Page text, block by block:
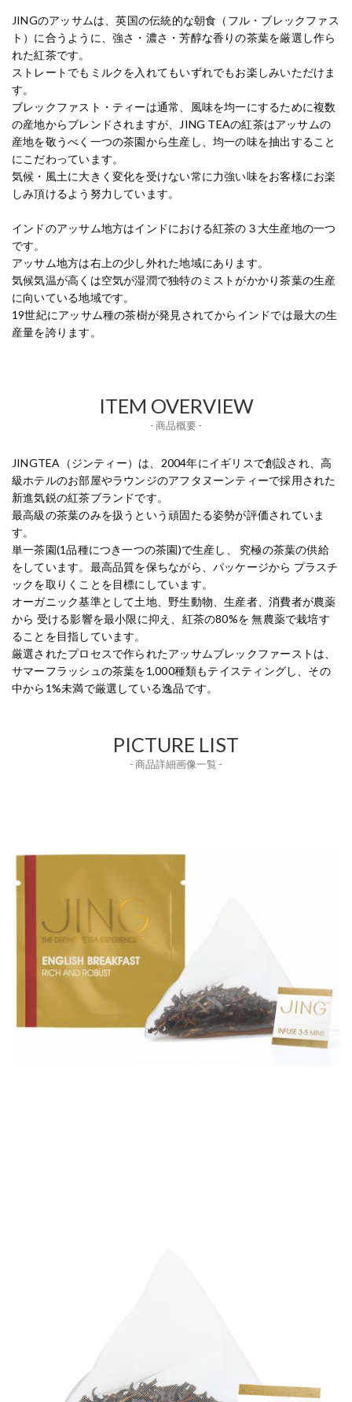
JINGのアッサムは、英国の伝統的な朝食（フル・ブレックファス
ト）に合うように、強さ・濃さ・芳醇な香りの茶葉を厳選し作ら
れた紅茶です。
ストレートでもミルクを入れてもいずれでもお楽しみいただけま
す。
ブレックファスト・ティーは通常、風味を均一にするために複数
の産地からブレンドされますが、JING TEAの紅茶はアッサムの
産地を敬うべく一つの茶園から生産し、均一の味を抽出すること
にこだわっています。
気候・風土に大きく変化を受けない常に力強い味をお客様にお楽
しみ頂けるよう努力しています。
インドのアッサム地方はインドにおける紅茶の３大生産地の一つ
です。
アッサム地方は右上の少し外れた地域にあります。
気候気温が高くは空気が湿潤で独特のミストがかかり茶葉の生産
に向いている地域です。
19世紀にアッサム種の茶樹が発見されてからインドでは最大の生
産量を誇ります。
ITEM OVERVIEW
- 商品概要 -
JINGTEA（ジンティー）は、2004年にイギリスで創設され、高
級ホテルのお部屋やラウンジのアフタヌーンティーで採用された
新進気鋭の紅茶ブランドです。
最高級の茶葉のみを扱うという頑固たる姿勢が評価されていま
す。
単一茶園(1品種につき一つの茶園)で生産し、 究極の茶葉の供給
をしています。最高品質を保ちながら、パッケージから プラスチ
ックを取りくことを目標にしています。
オーガニック基準として土地、野生動物、生産者、消費者が農薬
から 受ける影響を最小限に抑え、紅茶の80%を 無農薬で栽培す
ることを目指しています。
厳選されたプロセスで作られたアッサムブレックファーストは、
サマーフラッシュの茶葉を1,000種類もテイスティングし、その
中から1%未満で厳選している逸品です。
PICTURE LIST
- 商品詳細画像一覧 -